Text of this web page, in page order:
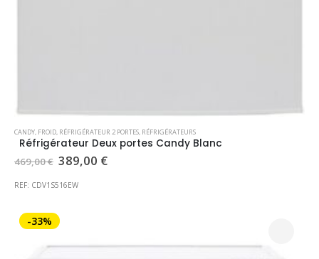
CANDY, FROID, RÉFRIGÉRATEUR 2 PORTES, RÉFRIGÉRATEURS
Réfrigérateur Deux portes Candy Blanc
469,00€ Le
initial
389,00 €Le
REF: CDV1S516EW
-33%